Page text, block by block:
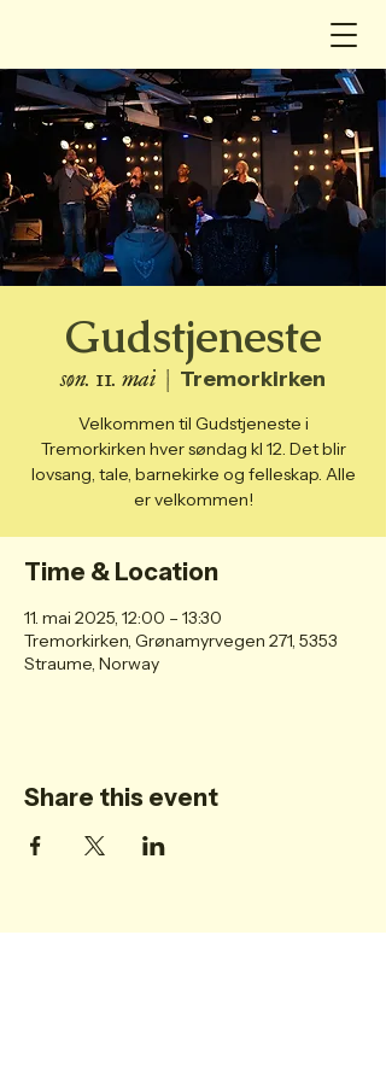
Gudstjeneste
søn. 11. mai
  |
Tremorkirken
Velkommen til Gudstjeneste i
Tremorkirken hver søndag kl 12. Det blir
lovsang, tale, barnekirke og felleskap. Alle
er velkommen!
Time & Location
11. mai 2025, 12:00 – 13:30
Tremorkirken, Grønamyrvegen 271, 5353
Straume, Norway
Share this event